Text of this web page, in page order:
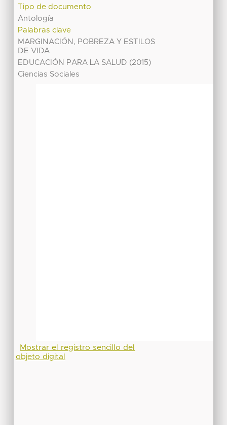
Tipo de documento
Antología
Palabras clave
MARGINACIÓN, POBREZA Y ESTILOS
DE VIDA
EDUCACIÓN PARA LA SALUD (2015)
Ciencias Sociales
Mostrar el registro sencillo del
objeto digital